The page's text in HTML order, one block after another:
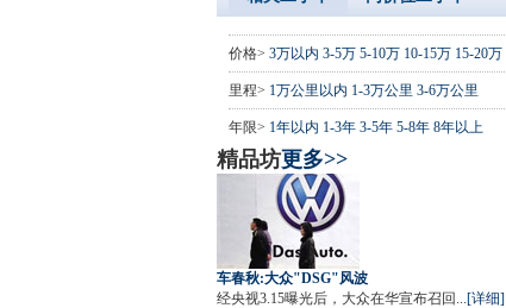
价格> 3万以内 3-5万 5-10万 10-15万 15-20万
里程> 1万公里以内 1-3万公里 3-6万公里
年限> 1年以内 1-3年 3-5年 5-8年 8年以上
精品坊更多>>
车春秋:大众"DSG"风波
经央视3.15曝光后，大众在华宣布召回... [详细]